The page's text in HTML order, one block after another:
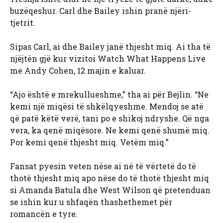
buzëqeshur. Carl dhe Bailey ishin pranë njëri-
tjetrit.
Sipas Carl, ai dhe Bailey janë thjesht miq. Ai tha të
njëjtën gjë kur vizitoi Watch What Happens Live
me Andy Cohen, 12 majin e kaluar.
“Ajo është e mrekullueshme,” tha ai për Bejlin. “Ne
kemi një miqësi të shkëlqyeshme. Mendoj se atë
që patë këtë verë, tani po e shikoj ndryshe. Që nga
vera, ka qenë miqësore. Ne kemi qenë shumë miq.
Por kemi qenë thjesht miq. Vetëm miq.”
Fansat pyesin veten nëse ai në të vërtetë do të
thotë thjesht miq apo nëse do të thotë thjesht miq
si Amanda Batula dhe West Wilson që pretenduan
se ishin kur u shfaqën thashethemet për
romancën e tyre.